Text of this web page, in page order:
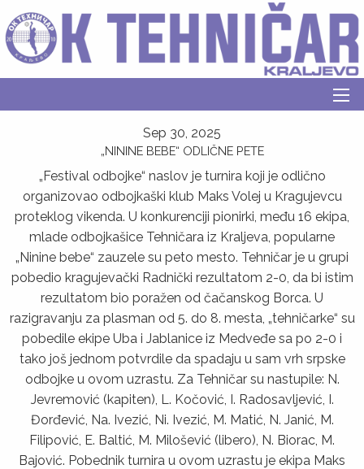
Sep 30, 2025
„NININE BEBE“ ODLIČNE PETE
„Festival odbojke“ naslov je turnira koji je odlično
organizovao odbojkaški klub Maks Volej u Kragujevcu
proteklog vikenda. U konkurenciji pionirki, među 16 ekipa,
mlade odbojkašice Tehničara iz Kraljeva, popularne
„Ninine bebe“ zauzele su peto mesto. Tehničar je u grupi
pobedio kragujevački Radnički rezultatom 2-0, da bi istim
rezultatom bio poražen od čačanskog Borca. U
razigravanju za plasman od 5. do 8. mesta, „tehničarke“ su
pobedile ekipe Uba i Jablanice iz Medveđe sa po 2-0 i
tako još jednom potvrdile da spadaju u sam vrh srpske
odbojke u ovom uzrastu. Za Tehničar su nastupile: N.
Jevremović (kapiten), L. Kočović, I. Radosavljević, I.
Đorđević, Na. Ivezić, Ni. Ivezić, M. Matić, N. Janić, M.
Filipović, E. Baltić, M. Milošević (libero), N. Biorac, M.
Bajović. Pobednik turnira u ovom uzrastu je ekipa Maks